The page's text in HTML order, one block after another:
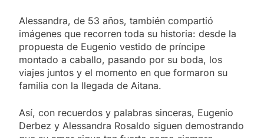
Alessandra, de 53 años, también compartió
imágenes que recorren toda su historia: desde la
propuesta de Eugenio vestido de príncipe
montado a caballo, pasando por su boda, los
viajes juntos y el momento en que formaron su
familia con la llegada de Aitana.
Así, con recuerdos y palabras sinceras, Eugenio
Derbez y Alessandra Rosaldo siguen demostrando